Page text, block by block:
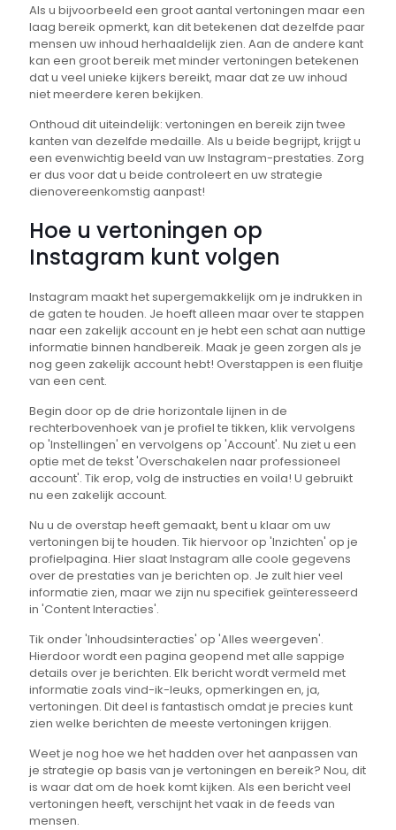
Als u bijvoorbeeld een groot aantal vertoningen maar een
laag bereik opmerkt, kan dit betekenen dat dezelfde paar
mensen uw inhoud herhaaldelijk zien. Aan de andere kant
kan een groot bereik met minder vertoningen betekenen
dat u veel unieke kijkers bereikt, maar dat ze uw inhoud
niet meerdere keren bekijken.
Onthoud dit uiteindelijk: vertoningen en bereik zijn twee
kanten van dezelfde medaille. Als u beide begrijpt, krijgt u
een evenwichtig beeld van uw Instagram-prestaties. Zorg
er dus voor dat u beide controleert en uw strategie
dienovereenkomstig aanpast!
Hoe u vertoningen op
Instagram kunt volgen
Instagram maakt het supergemakkelijk om je indrukken in
de gaten te houden. Je hoeft alleen maar over te stappen
naar een zakelijk account en je hebt een schat aan nuttige
informatie binnen handbereik. Maak je geen zorgen als je
nog geen zakelijk account hebt! Overstappen is een fluitje
van een cent.
Begin door op de drie horizontale lijnen in de
rechterbovenhoek van je profiel te tikken, klik vervolgens
op 'Instellingen' en vervolgens op 'Account'. Nu ziet u een
optie met de tekst 'Overschakelen naar professioneel
account'. Tik erop, volg de instructies en voila! U gebruikt
nu een zakelijk account.
Nu u de overstap heeft gemaakt, bent u klaar om uw
vertoningen bij te houden. Tik hiervoor op 'Inzichten' op je
profielpagina. Hier slaat Instagram alle coole gegevens
over de prestaties van je berichten op. Je zult hier veel
informatie zien, maar we zijn nu specifiek geïnteresseerd
in 'Content Interacties'.
Tik onder 'Inhoudsinteracties' op 'Alles weergeven'.
Hierdoor wordt een pagina geopend met alle sappige
details over je berichten. Elk bericht wordt vermeld met
informatie zoals vind-ik-leuks, opmerkingen en, ja,
vertoningen. Dit deel is fantastisch omdat je precies kunt
zien welke berichten de meeste vertoningen krijgen.
Weet je nog hoe we het hadden over het aanpassen van
je strategie op basis van je vertoningen en bereik? Nou, dit
is waar dat om de hoek komt kijken. Als een bericht veel
vertoningen heeft, verschijnt het vaak in de feeds van
mensen.